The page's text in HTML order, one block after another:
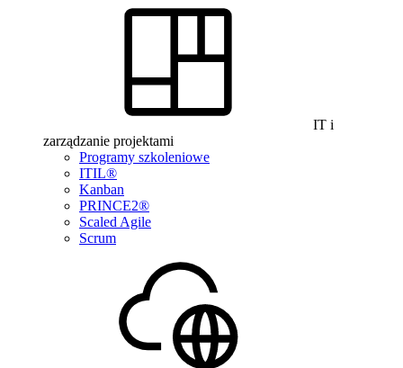
IT i
zarządzanie projektami
Programy szkoleniowe
ITIL®
Kanban
PRINCE2®
Scaled Agile
Scrum